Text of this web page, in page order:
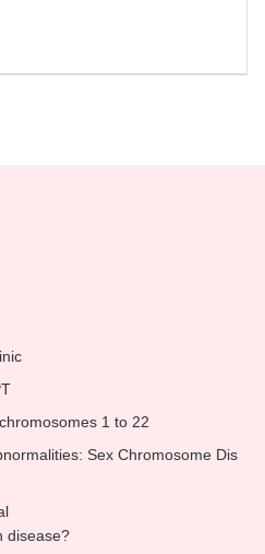
1 to 22
Sex Chromosome Dis
disease?